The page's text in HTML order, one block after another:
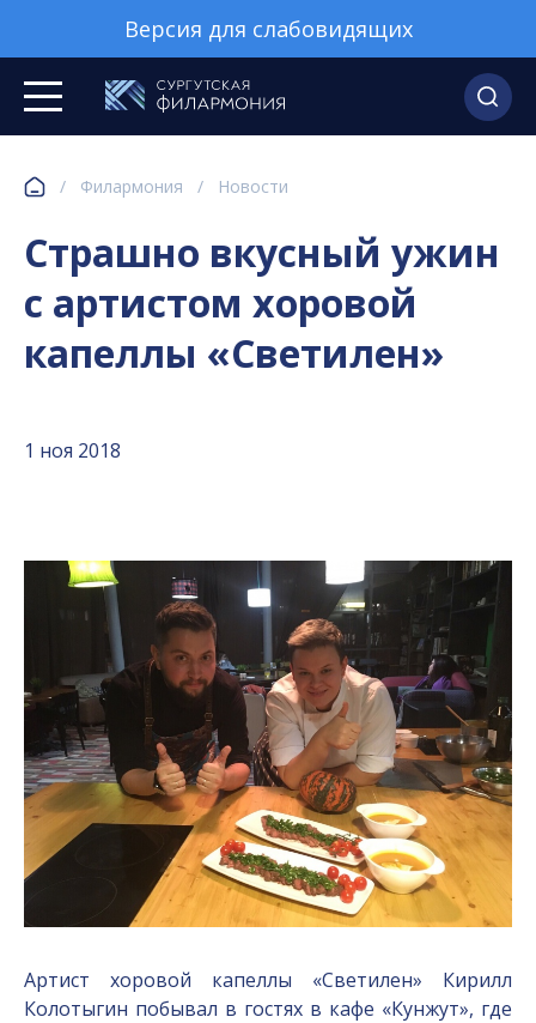
Версия для слабовидящих
/ Филармония / Новости
Страшно вкусный ужин
с артистом хоровой
капеллы «Светилен»
1 ноя 2018
Артист хоровой капеллы «Светилен» Кирилл
Колотыгин побывал в гостях в кафе «Кунжут», где